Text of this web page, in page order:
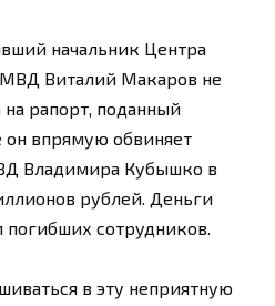
начальник Центра
Виталий Макаров не
рапорт, поданный
впрямую обвиняет
Владимира Кубышко в
рублей. Деньги
погибших сотрудников.
в эту неприятную